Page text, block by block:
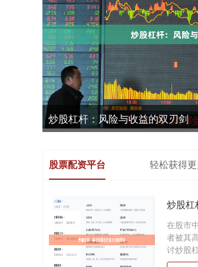
炒股杠杆：风险与收益的双刃剑
股票配资平台 轻松获得
炒股杠
在股市
者被其
讨炒股